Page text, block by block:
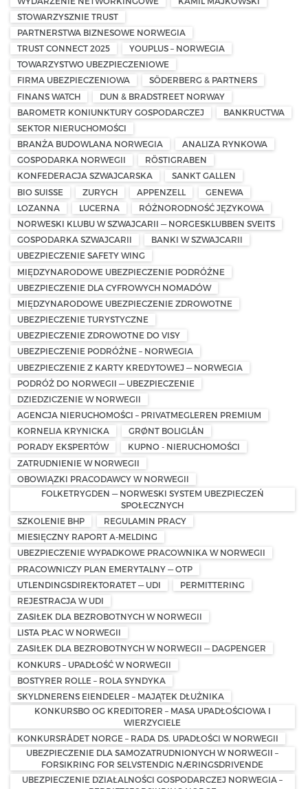
STOWARZYSZNIE TRUST
PARTNERSTWA BIZNESOWE NORWEGIA
TRUST CONNECT 2025
YOUPLUS – NORWEGIA
TOWARZYSTWO UBEZPIECZENIOWE
FIRMA UBEZPIECZENIOWA
SÖDERBERG & PARTNERS
FINANS WATCH
DUN & BRADSTREET NORWAY
BAROMETR KONIUNKTURY GOSPODARCZEJ
BANKRUCTWA
SEKTOR NIERUCHOMOŚCI
BRANŻA BUDOWLANA NORWEGIA
ANALIZA RYNKOWA
GOSPODARKA NORWEGII
RÖSTIGRABEN
KONFEDERACJA SZWAJCARSKA
SANKT GALLEN
BIO SUISSE
ZURYCH APPENZELL
GENEWA
LOZANNA
LUCERNA
RÓŻNORODNOŚĆ JĘZYKOWA
NORWESKI KLUBU W SZWAJCARII — NORGESKLUBBEN SVEITS
GOSPODARKA SZWAJCARII
BANKI W SZWAJCARII
UBEZPIECZENIE SAFETY WING
MIĘDZYNARODOWE UBEZPIECZENIE PODRÓŻNE
UBEZPIECZENIE DLA CYFROWYCH NOMADÓW
MIĘDZYNARODOWE UBEZPIECZENIE ZDROWOTNE
UBEZPIECZENIE TURYSTYCZNE
UBEZPIECZENIE ZDROWOTNE DO VISY
UBEZPIECZENIE PODRÓŻNE – NORWEGIA
UBEZPIECZENIE Z KARTY KREDYTOWEJ — NORWEGIA
PODRÓŻ DO NORWEGII — UBEZPIECZENIE
DZIEDZICZENIE W NORWEGII
AGENCJA NIERUCHOMOŚCI – PRIVATMEGLEREN PREMIUM
KORNELIA KRYNICKA
GRØNT BOLIGLÅN
PORADY EKSPERTÓW
KUPNO - NIERUCHOMOŚCI
ZATRUDNIENIE W NORWEGII
OBOWIĄZKI PRACODAWCY W NORWEGII
FOLKETRYGDEN — NORWESKI SYSTEM UBEZPIECZEŃ
SPOŁECZNYCH
SZKOLENIE BHP
REGULAMIN PRACY
MIESIĘCZNY RAPORT A-MELDING
UBEZPIECZENIE WYPADKOWE PRACOWNIKA W NORWEGII
PRACOWNICZY PLAN EMERYTALNY — OTP
UTLENDINGSDIREKTORATET — UDI
PERMITTERING
REJESTRACJA W UDI
ZASIŁEK DLA BEZROBOTNYCH W NORWEGII
LISTA PŁAC W NORWEGII
ZASIŁEK DLA BEZROBOTNYCH W NORWEGII — DAGPENGER
KONKURS – UPADŁOŚĆ W NORWEGII
BOSTYRER ROLLE – ROLA SYNDYKA
SKYLDNERENS EIENDELER – MAJĄTEK DŁUŻNIKA
KONKURSBO OG KREDITORER – MASA UPADŁOŚCIOWA I
WIERZYCIELE
KONKURSRÅDET NORGE – RADA DS. UPADŁOŚCI W NORWEGII
UBEZPIECZENIE DLA SAMOZATRUDNIONYCH W NORWEGII –
FORSIKRING FOR SELVSTENDIG NÆRINGSDRIVENDE
UBEZPIECZENIE DZIAŁALNOŚCI GOSPODARCZEJ NORWEGIA –